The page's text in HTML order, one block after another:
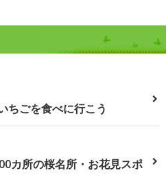
ちごを食べに行こう
カ所の桜名所・お花見スポ